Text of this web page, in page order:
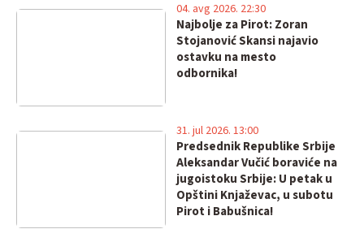
Najbolje za Pirot: Zoran
Stojanović Skansi najavio
ostavku na mesto
odbornika!
04. avg 2026. 22:30
Predsednik Republike Srbije
Aleksandar Vučić boraviće na
jugoistoku Srbije: U petak u
Opštini Knjaževac, u subotu
Pirot i Babušnica!
31. jul 2026. 13:00